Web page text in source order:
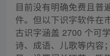
目前没有明确免费且普
件。但以下识字软件在
古识字涵盖 2700 个可
诗、成语、儿歌等内容